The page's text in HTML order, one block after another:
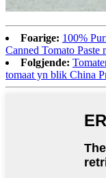
Foarige: 100%
Canned Tomato Paste
Folgjende:
tomaat yn blik China